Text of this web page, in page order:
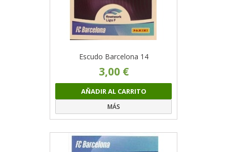
Escudo Barcelona 14
3,00 €
AÑADIR AL CARRITO
MÁS